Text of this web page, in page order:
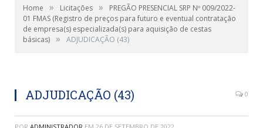
Home » Licitações »
PREGÃO PRESENCIAL SRP Nº 009/2022-
01 FMAS (Registro de preços para futuro e eventual contratação
de empresa(s) especializada(s) para aquisição de cestas
básicas) » ADJUDICAÇÃO (43)
ADJUDICAÇÃO (43) 0